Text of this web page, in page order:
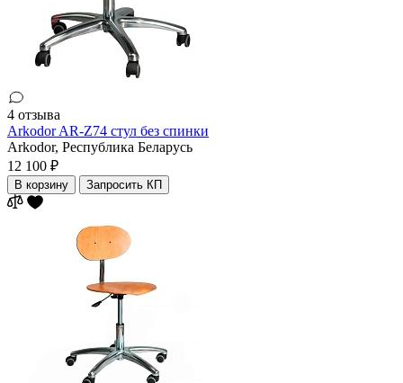
4 отзыва
Arkodor AR-Z74 стул без спинки
Arkodor, Республика Беларусь
12 100 ₽
В корзину Запросить КП